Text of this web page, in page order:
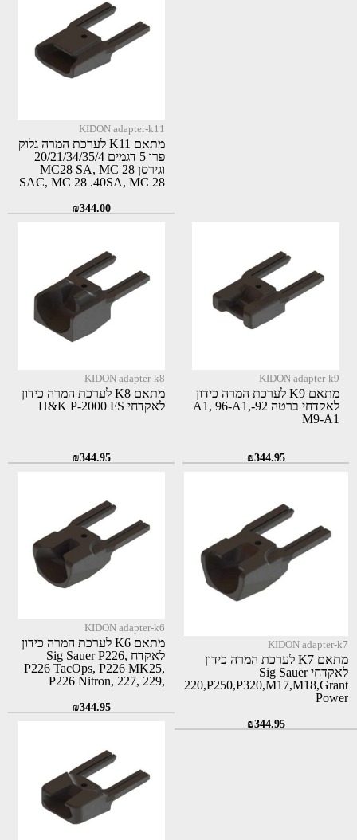
KIDON adapter-k11
מתאם K11 לערכת המרה גלוק
פרו 5 דגמים 20/21/34/35/4
וגירסן MC28 SA, MC 28
SAC, MC 28 .40SA, MC 28
₪344.00
KIDON adapter-k9
מתאם K9 לערכת המרה כידון
לאקדחי ברטה 92-A1, 96-A1,
M9-A1
₪344.95
KIDON adapter-k8
מתאם K8 לערכת המרה כידון
לאקדחי H&K P-2000 FS
₪344.95
KIDON adapter-k7
מתאם K7 לערכת המרה כידון
לאקדחי Sig Sauer
220,P250,P320,M17,M18,Grant
Power
Force Police
₪344.95
KIDON adapter-k6
מתאם K6 לערכת המרה כידון
לאקדח Sig Sauer P226,
P226 TacOps, P226 MK25,
P226 Nitron, 227, 229,
₪344.95